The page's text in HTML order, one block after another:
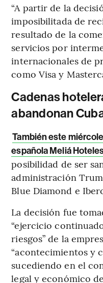
“A partir de la
imposibilitada de
resultado de la
servicios por
internacionales de
como Visa y
Cadenas
abandonan
También este
española Meliá
posibilidad de ser
administración
Blue Diamond e
La decisión fue
“ejercicio
riesgos” de la
“acontecimientos y
sucediendo en el
legal y económico